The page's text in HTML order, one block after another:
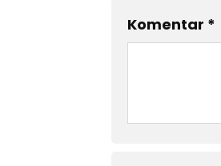
Komentar *